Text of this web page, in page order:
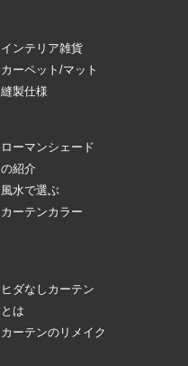
インテリア雑貨
カーペット/マット
縫製仕様
ローマンシェード
の紹介
風水で選ぶ
カーテンカラー
ヒダなしカーテン
とは
カーテンのリメイク